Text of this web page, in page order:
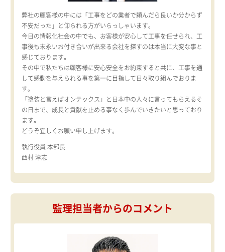
弊社の顧客様の中には「工事をどの業者で頼んだら良いか分からず
不安だった」と仰られる方がいらっしゃいます。
今日の情報化社会の中でも、お客様が安心して工事を任せられ、工
事後も末永いお付き合いが出来る会社を探すのは本当に大変な事と
感じております。
その中で私たちは顧客様に安心安全をお約束すると共に、工事を通
して感動を与えられる事を第一に目指して日々取り組んでおりま
す。
「塗装と言えばオンテックス」と日本中の人々に言ってもらえるそ
の日まで、成長と貢献を止める事なく歩んでいきたいと思っており
ます。
どうぞ宜しくお願い申し上げます。
執行役員 本部長
西村 淳志
監理担当者からのコメント